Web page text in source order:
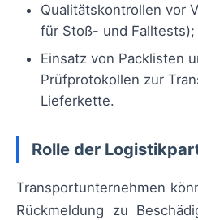
Qualitätskontrollen vor
für Stoß- und Falltests);
Einsatz von Packlisten
Prüfprotokollen zur
Lieferkette.
Rolle der
Transportunternehmen
Rückmeldung zu